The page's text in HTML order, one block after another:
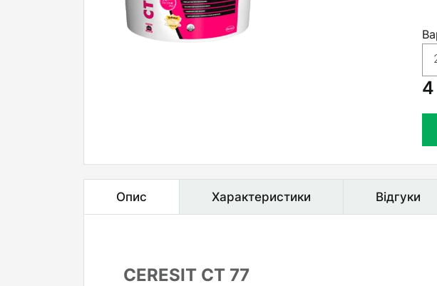
Опис Характеристики Відгуки
CERESIT CT 77